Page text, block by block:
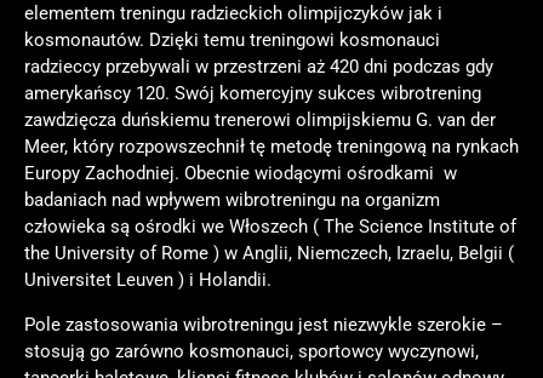
elementem treningu radzieckich olimpijczyków jak i
kosmonautów. Dzięki temu treningowi kosmonauci
radzieccy przebywali w przestrzeni aż 420 dni podczas gdy
amerykańscy 120. Swój komercyjny sukces wibrotrening
zawdzięcza duńskiemu trenerowi olimpijskiemu G. van der
Meer, który rozpowszechnił tę metodę treningową na rynkach
Europy Zachodniej. Obecnie wiodącymi ośrodkami w
badaniach nad wpływem wibrotreningu na organizm
człowieka są ośrodki we Włoszech ( The Science Institute of
the University of Rome ) w Anglii, Niemczech, Izraelu, Belgii (
Universitet Leuven ) i Holandii.
Pole zastosowania wibrotreningu jest niezwykle szerokie –
stosują go zarówno kosmonauci, sportowcy wyczynowi,